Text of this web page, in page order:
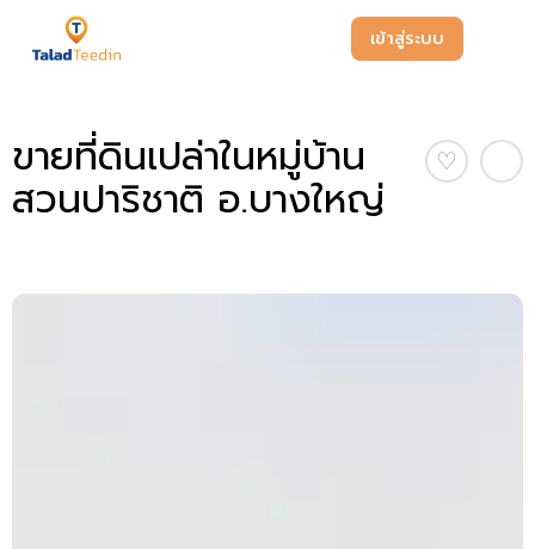
เข้าสู่ระบบ
ขายที่ดินเปล่าในหมู่บ้าน
สวนปาริชาติ อ.บางใหญ่
♡